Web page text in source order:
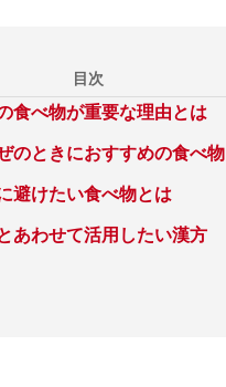
目次
食べ物が重要な理由とは
のときにおすすめの食べ物
避けたい食べ物とは
あわせて活用したい漢方